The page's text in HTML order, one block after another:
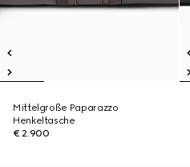
Mittelgroße Paparazzo
Henkeltasche
€ 2.900